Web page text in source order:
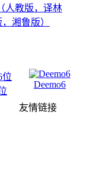
人教版，译林
湘鲁版）
Deemo6
友情链接